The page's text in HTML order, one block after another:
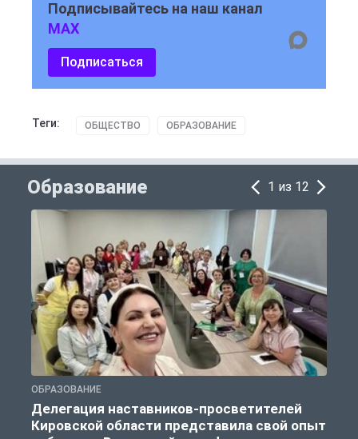
Подписывайтесь на наш канал
MAX
Подписаться
Теги: ОБЩЕСТВО ОБРАЗОВАНИЕ
Образование 1 из 12
ОБРАЗОВАНИЕ
Делегация наставников-просветителей
Кировской области представила свой опыт